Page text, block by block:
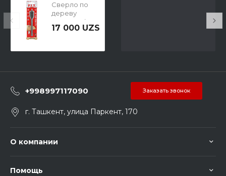
Сверло по
дереву
перовое (P.I.T.
AWOD04-
17 000 UZS
+998997117090 Заказать звонок
г. Ташкент, улица Паркент, 170
О компании
Помощь